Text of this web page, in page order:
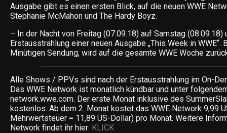
Ausgabe gibt es einen ersten Blick, auf die neuen WWE
Stephanie McMahon und The Hardy Boyz.
– In der Nacht von Freitag (07.09.18) auf Samstag (08.09.18)
Erstausstrahlung einer neuen Ausgabe „This Week in WWE“.
Minütigen Sendung, wird auf die gesamte WWE Woche
Alle Shows / PPVs sind nach der Erstausstrahlung im On-
Das WWE Network ist monatlich kündbar und unter
network.wwe.com. Der erste Monat inklusive des
kostenlos. Ab dem 2. Monat kostet das WWE Network 9,99
Mehrwertsteuer = 11,89 US-Dollar) pro Monat. Weitere
Network findet ihr hier: KLICK